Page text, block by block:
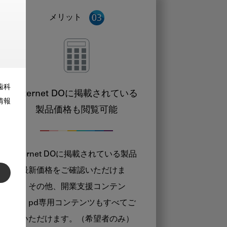
科
報
メリット
Internet DOに掲載されている
製品価格も閲覧可能
Internet DOに掲載されている製品
の最新価格をご確認いただけま
す。その他、開業支援コンテン
ツ、pd専用コンテンツもすべてご
覧いただけます。（希望者のみ）